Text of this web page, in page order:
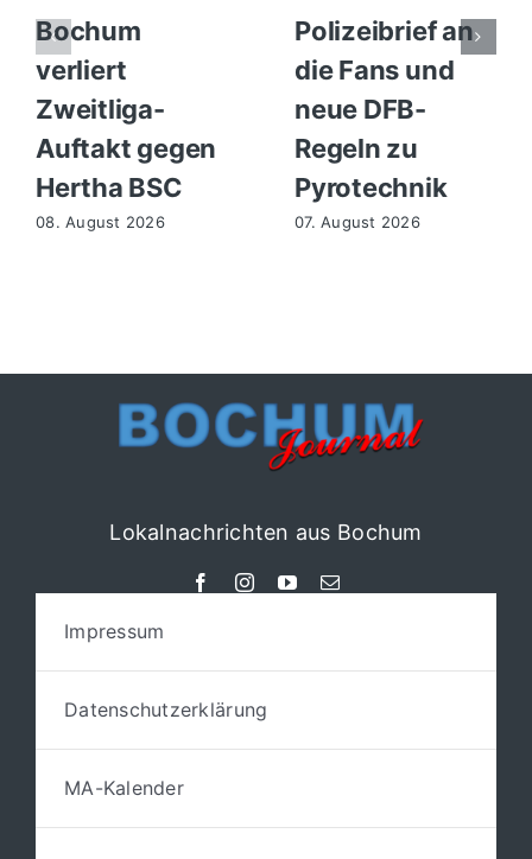
Bochum
verliert
Zweitliga-
Auftakt gegen
Hertha BSC
08. August 2026
Polizeibrief an
die Fans und
neue DFB-
Regeln zu
Pyrotechnik
07. August 2026
Lokalnachrichten aus Bochum
Impressum
Datenschutzerklärung
MA-Kalender